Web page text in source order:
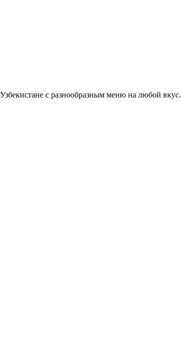
с разнообразным меню на любой вкус.